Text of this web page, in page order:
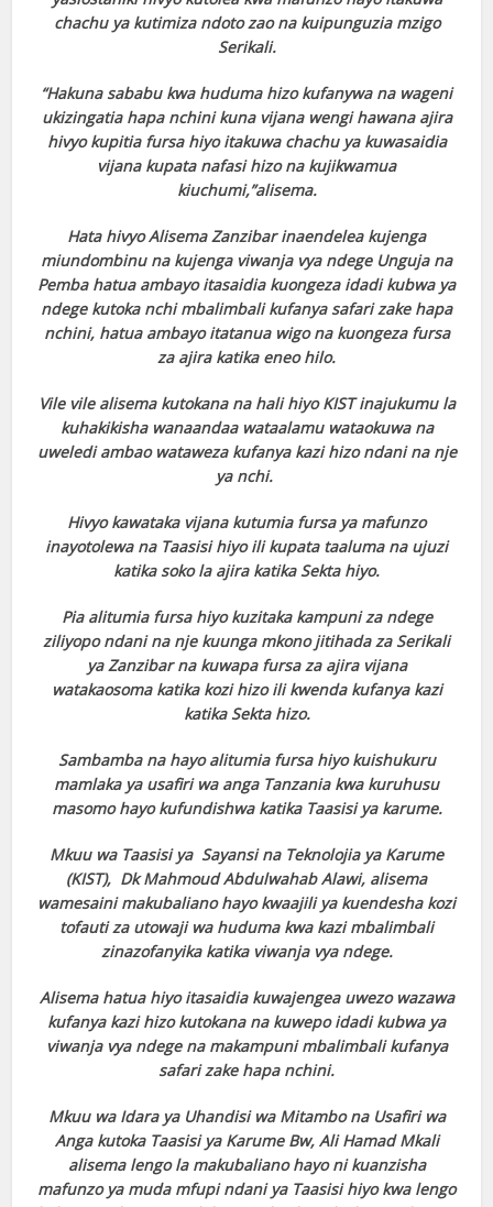
chachu ya kutimiza ndoto zao na kuipunguzia mzigo
Serikali.
“Hakuna sababu kwa huduma hizo kufanywa na wageni
ukizingatia hapa nchini kuna vijana wengi hawana ajira
hivyo kupitia fursa hiyo itakuwa chachu ya kuwasaidia
vijana kupata nafasi hizo na kujikwamua
kiuchumi,”alisema.
Hata hivyo Alisema Zanzibar inaendelea kujenga
miundombinu na kujenga viwanja vya ndege Unguja na
Pemba hatua ambayo itasaidia kuongeza idadi kubwa ya
ndege kutoka nchi mbalimbali kufanya safari zake hapa
nchini, hatua ambayo itatanua wigo na kuongeza fursa
za ajira katika eneo hilo.
Vile vile alisema kutokana na hali hiyo KIST inajukumu la
kuhakikisha wanaandaa wataalamu wataokuwa na
uweledi ambao wataweza kufanya kazi hizo ndani na nje
ya nchi.
Hivyo kawataka vijana kutumia fursa ya mafunzo
inayotolewa na Taasisi hiyo ili kupata taaluma na ujuzi
katika soko la ajira katika Sekta hiyo.
Pia alitumia fursa hiyo kuzitaka kampuni za ndege
ziliyopo ndani na nje kuunga mkono jitihada za Serikali
ya Zanzibar na kuwapa fursa za ajira vijana
watakaosoma katika kozi hizo ili kwenda kufanya kazi
katika Sekta hizo.
Sambamba na hayo alitumia fursa hiyo kuishukuru
mamlaka ya usafiri wa anga Tanzania kwa kuruhusu
masomo hayo kufundishwa katika Taasisi ya karume.
Mkuu wa Taasisi ya Sayansi na Teknolojia ya Karume
(KIST), Dk Mahmoud Abdulwahab Alawi, alisema
wamesaini makubaliano hayo kwaajili ya kuendesha kozi
tofauti za utowaji wa huduma kwa kazi mbalimbali
zinazofanyika katika viwanja vya ndege.
Alisema hatua hiyo itasaidia kuwajengea uwezo wazawa
kufanya kazi hizo kutokana na kuwepo idadi kubwa ya
viwanja vya ndege na makampuni mbalimbali kufanya
safari zake hapa nchini.
Mkuu wa Idara ya Uhandisi wa Mitambo na Usafiri wa
Anga kutoka Taasisi ya Karume Bw, Ali Hamad Mkali
alisema lengo la makubaliano hayo ni kuanzisha
mafunzo ya muda mfupi ndani ya Taasisi hiyo kwa lengo